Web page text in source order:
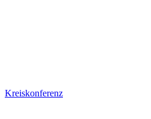
Kreiskonferenz